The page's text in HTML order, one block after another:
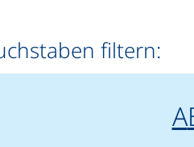
filtern:
A